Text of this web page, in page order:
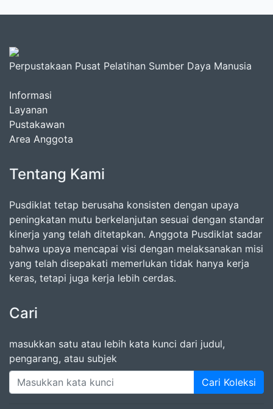
Perpustakaan Pusat Pelatihan Sumber Daya Manusia
Informasi
Layanan
Pustakawan
Area Anggota
Tentang Kami
Pusdiklat tetap berusaha konsisten dengan upaya
peningkatan mutu berkelanjutan sesuai dengan standar
kinerja yang telah ditetapkan. Anggota Pusdiklat sadar
bahwa upaya mencapai visi dengan melaksanakan misi
yang telah disepakati memerlukan tidak hanya kerja
keras, tetapi juga kerja lebih cerdas.
Cari
masukkan satu atau lebih kata kunci dari judul,
pengarang, atau subjek
Cari Koleksi